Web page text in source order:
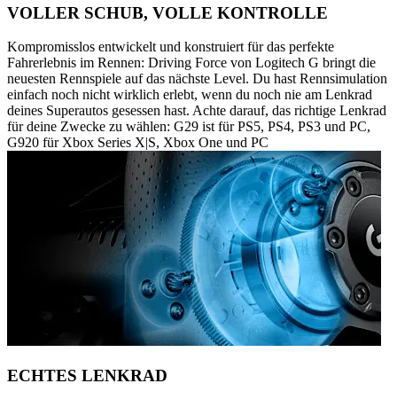
VOLLER SCHUB, VOLLE KONTROLLE
Kompromisslos entwickelt und konstruiert für das perfekte
Fahrerlebnis im Rennen: Driving Force von Logitech G bringt die
neuesten Rennspiele auf das nächste Level. Du hast Rennsimulation
einfach noch nicht wirklich erlebt, wenn du noch nie am Lenkrad
deines Superautos gesessen hast. Achte darauf, das richtige Lenkrad
für deine Zwecke zu wählen: G29 ist für PS5, PS4, PS3 und PC,
G920 für Xbox Series X|S, Xbox One und PC
ECHTES LENKRAD